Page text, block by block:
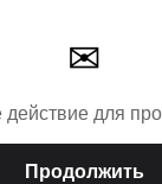
✉
действие для
Продолжить